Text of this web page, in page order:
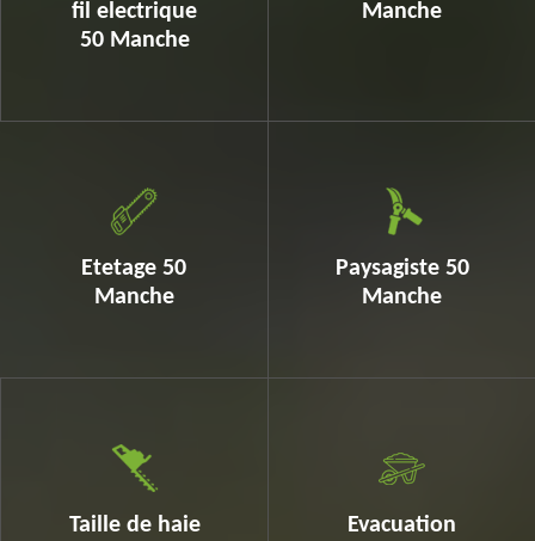
fil electrique
50 Manche
Manche
Etetage 50
Manche
Paysagiste 50
Manche
Taille de haie
Evacuation